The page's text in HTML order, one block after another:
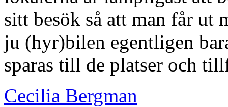
sitt besök så att man får ut
ju (hyr)bilen egentligen
sparas till de platser och
Cecilia Bergman